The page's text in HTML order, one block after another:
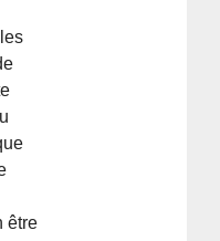
être